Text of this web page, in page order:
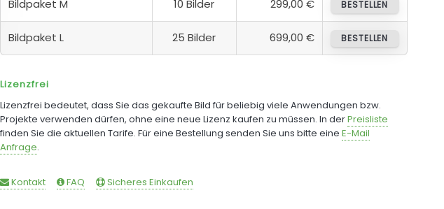
Bildpaket M 10 Bilder 299,00 € BESTELLEN
Bildpaket L 25 Bilder 699,00 € BESTELLEN
Lizenzfrei
Lizenzfrei bedeutet, dass Sie das gekaufte Bild für beliebig viele Anwendungen bzw.
Projekte verwenden dürfen, ohne eine neue Lizenz kaufen zu müssen. In derPreisliste
finden Sie die aktuellen Tarife. Für eine Bestellung senden Sie uns bitte eine E-Mail
Anfrage.
Kontakt FAQ Sicheres Einkaufen